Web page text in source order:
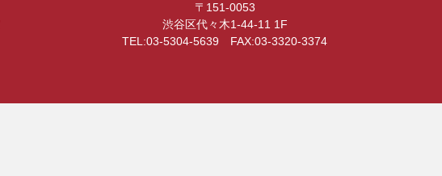
〒151-0053
渋谷区代々木1-44-11 1F
TEL:03-5304-5639 FAX:03-3320-3374